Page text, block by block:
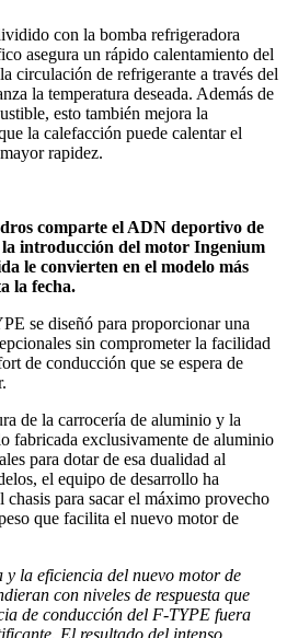
con la bomba refrigeradora
asegura un rápido calentamiento del
circulación de refrigerante a través del
la temperatura deseada. Además de
esto también mejora la
la calefacción puede calentar el
rapidez.
comparte el ADN deportivo de
introducción del motor Ingenium
le convierten en el modelo más
la fecha.
se diseñó para proporcionar una
sin comprometer la facilidad
de conducción que se espera de
de la carrocería de aluminio y la
fabricada exclusivamente de aluminio
para dotar de esa dualidad al
el equipo de desarrollo ha
chasis para sacar el máximo provecho
que facilita el nuevo motor de
y la eficiencia del nuevo motor de
con niveles de respuesta que
de conducción del F-TYPE fuera
El resultado del intenso